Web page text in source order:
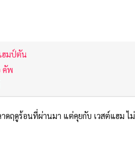
ฮมป์ตัน
คัพ
ฤดูร้อนที่ผ่านมา แต่คุยกับ เวสต์แฮม ไม่